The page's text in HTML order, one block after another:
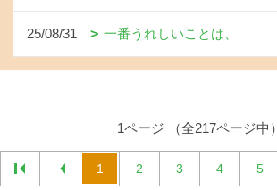
25/08/31 一番うれしいことは、
1ページ （全217ページ中）
1 2 3 4 5